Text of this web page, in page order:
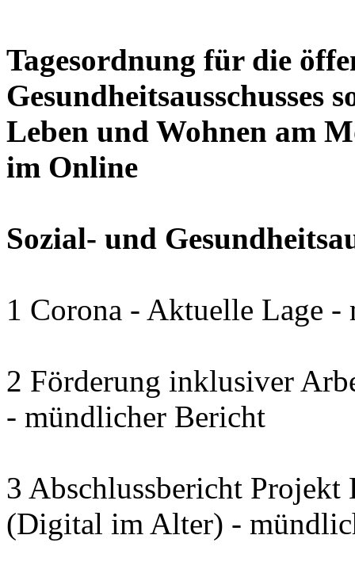
Tagesordnung für die
Gesundheitsausschusses
Leben und Wohnen am
im Online
Sozial- und
1 Corona - Aktuelle Lage
2 Förderung inklusiver
- mündlicher Bericht
3 Abschlussbericht
(Digital im Alter) -